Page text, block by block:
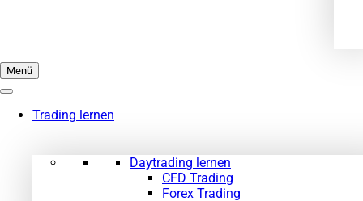
Menü
Trading lernen
Daytrading lernen
CFD Trading
Forex Trading